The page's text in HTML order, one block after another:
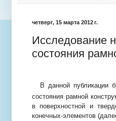
четверг, 15 марта 2012 г.
Исследование
состояния
В данной публикации
состояния рамной
в поверхностной и
конечных-элементов (д